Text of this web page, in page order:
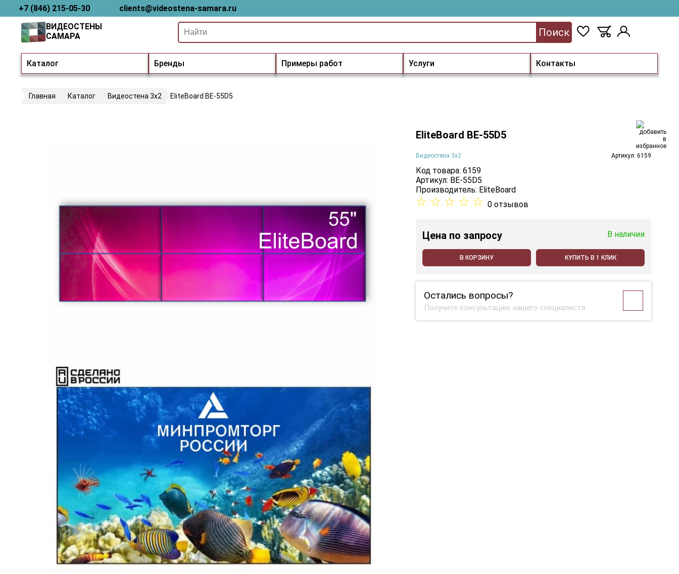
+7 (846) 215-05-30 clients@videostena-samara.ru
Каталог Бренды Примеры работ Услуги Контакты
ВИДЕОСТЕНЫ
САМАРА
Поиск
Главная Каталог Видеостена 3х2 EliteBoard BE-55D5
EliteBoard BE-55D5
Видеостена 3х2 Артикул: 6159
Код товара: 6159
Артикул: BE-55D5
Производитель: EliteBoard
☆ ☆ ☆ ☆ ☆ 0 отзывов
Цена по запросу В наличии
В КОРЗИНУ КУПИТЬ В 1 КЛИК
Остались вопросы?
Получите консультацию нашего специалиста